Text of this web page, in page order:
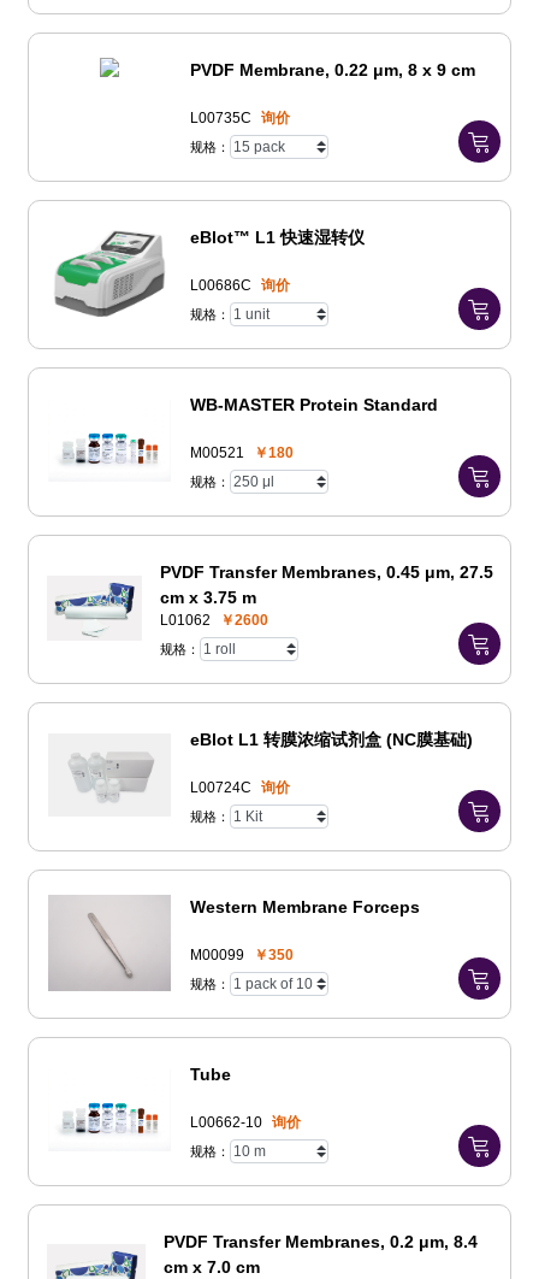
PVDF Membrane, 0.22 μm, 8 x 9 cm
L00735C 询价
规格：
eBlot™ L1 快速湿转仪
L00686C 询价
规格：
WB-MASTER Protein Standard
M00521 ￥180
规格：
PVDF Transfer Membranes, 0.45 μm, 27.5
cm x 3.75 m
L01062 ￥2600
规格：
eBlot L1 转膜浓缩试剂盒 (NC膜基础)
L00724C 询价
规格：
Western Membrane Forceps
M00099 ￥350
规格：
Tube
L00662-10 询价
规格：
PVDF Transfer Membranes, 0.2 μm, 8.4
cm x 7.0 cm